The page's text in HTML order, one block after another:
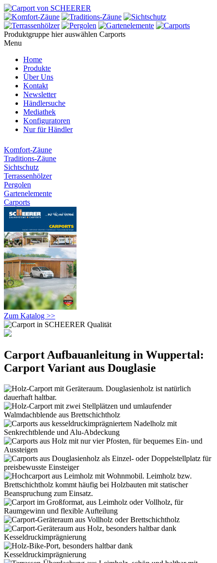
Produktgruppe hier auswählen Carports
Menu
Home
Produkte
Über Uns
Kontakt
Newsletter
Händlersuche
Mediathek
Konfiguratoren
Nur für Händler
Komfort-Zäune
Traditions-Zäune
Sichtschutz
Terrassenhölzer
Pergolen
Gartenelemente
Carports
Zum Katalog >>
Carport Aufbauanleitung in Wuppertal:
Carport Variant aus Douglasie